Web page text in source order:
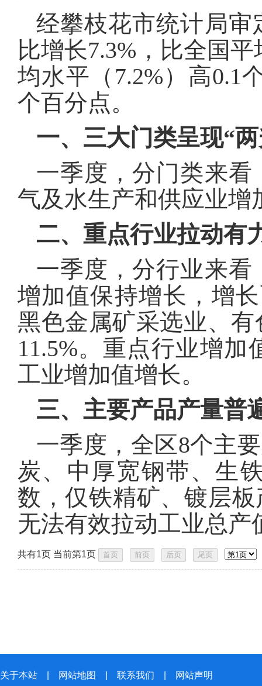
经攀枝花市统计局
比增长7.3%，比全国
均水平（7.2%）高0.1
个百分点。
一、三大门类呈现“
一季度，分门类来
气及水生产和供应业增
二、重点行业拉动有
一季度，分行业来看
增加值保持增长，增
黑色金属矿采选业、有
11.5%。重点行业增
工业增加值增长。
三、主要产品产量普
一季度，全区8个主
炭、中厚宽钢带、生
数，仅铁精矿、镀层
无法有效拉动工业总产
共有1页 当前第1页
关于本站 网站地图 联系我们
网站声明